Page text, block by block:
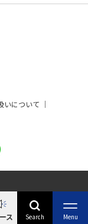
Menu
ス Search
いについて